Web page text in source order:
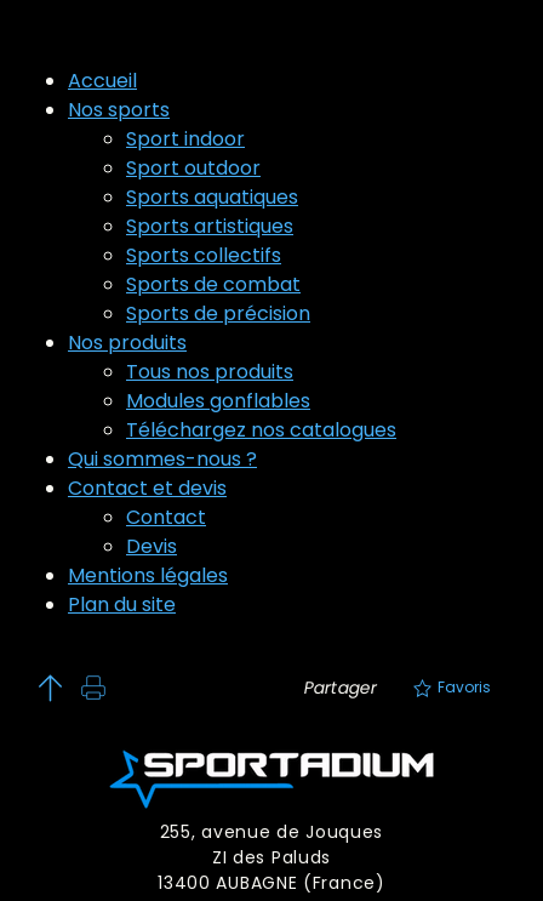
Accueil
Nos sports
Sport indoor
Sport outdoor
Sports aquatiques
Sports artistiques
Sports collectifs
Sports de combat
Sports de précision
Nos produits
Tous nos produits
Modules gonflables
Téléchargez nos catalogues
Qui sommes-nous ?
Contact et devis
Contact
Devis
Mentions légales
Plan du site
Partager Favoris
255, avenue de Jouques
ZI des Paluds
13400 AUBAGNE (France)